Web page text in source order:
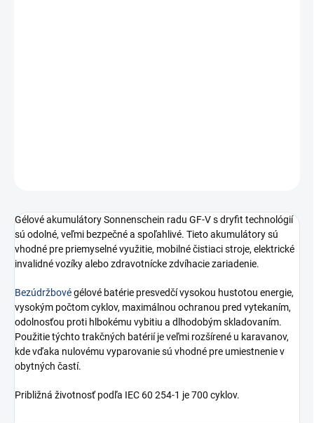
Gélové akumulátory Sonnenschein radu GF-V s dryfit technológií
sú odolné, veľmi bezpečné a spoľahlivé. Tieto akumulátory sú
vhodné pre priemyselné využitie, mobilné čistiaci stroje, elektrické
invalidné vozíky alebo zdravotnícke zdvíhacie zariadenie.
Bezúdržbovégélové batérie presvedčí vysokou hustotou energie,
vysokým počtom cyklov, maximálnou ochranou pred vytekaním,
odolnosťou proti hlbokému vybitiu a dlhodobým skladovaním.
Použitie týchto trakčných batérií je veľmi rozšírené u karavanov,
kde vďaka nulovému vyparovanie sú vhodné pre umiestnenie v
obytných častí.
Približná životnosť podľa IEC 60 254-1 je 700 cyklov.